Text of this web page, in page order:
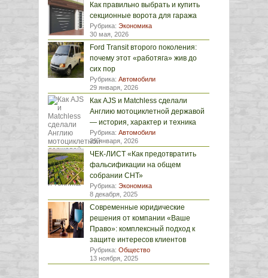
Как правильно выбрать и купить
секционные ворота для гаража
Рубрика: Экономика
30 мая, 2026
Ford Transit второго поколения:
почему этот «работяга» жив до
сих пор
Рубрика: Автомобили
29 января, 2026
Как AJS и Matchless сделали
Англию мотоциклетной державой
— история, характер и техника
Рубрика: Автомобили
29 января, 2026
ЧЕК-ЛИСТ «Как предотвратить
фальсификации на общем
собрании СНТ»
Рубрика: Экономика
8 декабря, 2025
Современные юридические
решения от компании «Ваше
Право»: комплексный подход к
защите интересов клиентов
Рубрика: Общество
13 ноября, 2025